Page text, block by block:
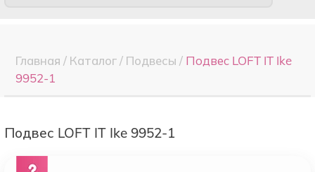
Главная / Каталог/ Подвесы / Подвес LOFT IT Ike
9952-1
Подвес LOFT IT Ike 9952-1